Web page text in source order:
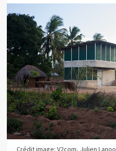
Crédit image: V2com, Julien Lanoo